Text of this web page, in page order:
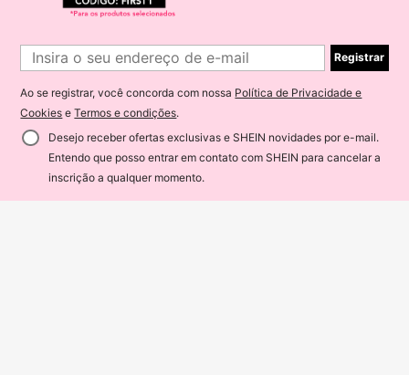
5% OFF! ADICIONAR AO CARRINHO
Registrar
Ao se registrar, você concorda com nossa Política de Privacidade e
Cookies eTermos e condições.
Desejo receber ofertas exclusivas e SHEIN novidades por e-mail.
Entendo que posso entrar em contato com SHEIN para cancelar a
inscrição a qualquer momento.